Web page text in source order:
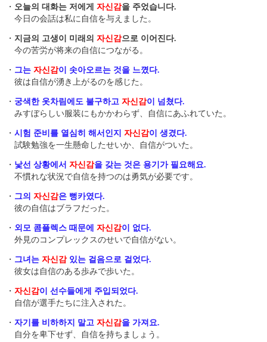
・ 오늘의 대화는 저에게 자신감을 주었습니다.
今日の会話は私に自信を与えました。
・ 지금의 고생이 미래의 자신감으로 이어진다.
今の苦労が将来の自信につながる。
・ 그는 자신감이 솟아오르는 것을 느꼈다.
彼は自信が湧き上がるのを感じた。
・ 궁색한 옷차림에도 불구하고 자신감이 넘쳤다.
みすぼらしい服装にもかかわらず、自信にあふれていた。
・ 시험 준비를 열심히 해서인지 자신감이 생겼다.
試験勉強を一生懸命したせいか、自信がついた。
・ 낯선 상황에서 자신감을 갖는 것은 용기가 필요해요.
不慣れな状況で自信を持つのは勇気が必要です。
・ 그의 자신감은 뻥카였다.
彼の自信はブラフだった。
・ 외모 콤플렉스 때문에 자신감이 없다.
外見のコンプレックスのせいで自信がない。
・ 그녀는 자신감있는 걸음으로 걸었다.
彼女は自信のある歩みで歩いた。
・ 자신감이 선수들에게 주입되었다.
自信が選手たちに注入された。
・ 자기를 비하하지 말고 자신감을 가져요.
自分を卑下せず、自信を持ちましょう。